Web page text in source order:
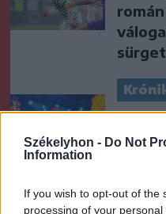
Székelyhon - Do Not
Information
If you wish to opt-out of the
processing of your
Majka